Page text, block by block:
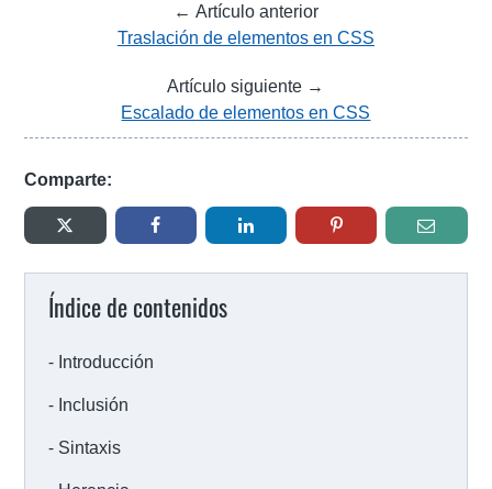
← Artículo anterior
Traslación de elementos en CSS
Artículo siguiente →
Escalado de elementos en CSS
Comparte:
Índice de contenidos
Introducción
Inclusión
Sintaxis